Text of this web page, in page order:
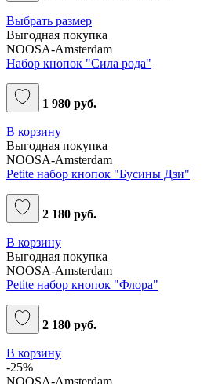
Выбрать размер
Выгодная покупка
NOOSA-Amsterdam
Набор кнопок "Сила рода"
1 980 руб.
В корзину
Выгодная покупка
NOOSA-Amsterdam
Petite набор кнопок "Бусины Дзи"
2 180 руб.
В корзину
Выгодная покупка
NOOSA-Amsterdam
Petite набор кнопок "Флора"
2 180 руб.
В корзину
-25%
NOOSA-Amsterdam